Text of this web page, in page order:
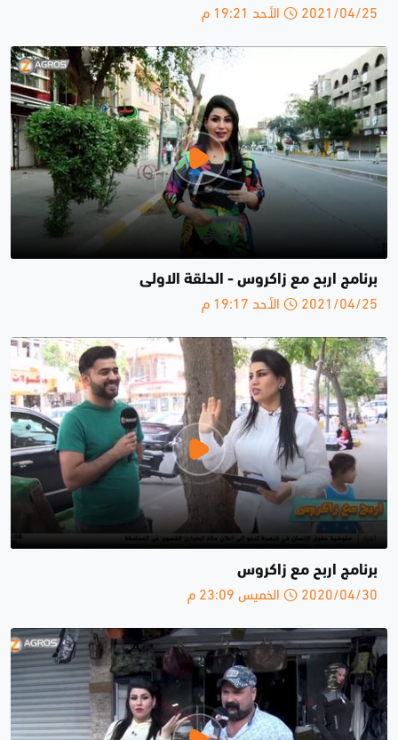
2021/04/25 الأحد 19:21 م
برنامج اربح مع زاكروس - الحلقة الاولى
2021/04/25 الأحد 19:17 م
برنامج اربح مع زاكروس
2020/04/30 الخميس 23:09 م